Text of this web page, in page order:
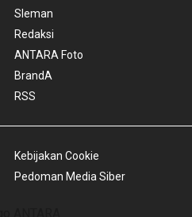
Sleman
Redaksi
ANTARA Foto
BrandA
RSS
Kebijakan Cookie
Pedoman Media Siber